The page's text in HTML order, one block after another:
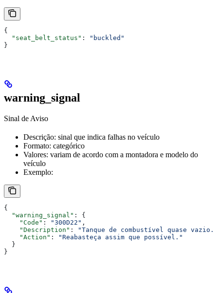
{
  "seat_belt_status"
:
"buckled"
}
warning_signal
Sinal de Aviso
Descrição: sinal que indica falhas no veículo
Formato: categórico
Valores: variam de acordo com a montadora e modelo do
veículo
Exemplo:
{
  "warning_signal"
: {
    "Code"
: "300D22" ,
    "Description"
:
"Tanque de combustível quase vazio."
    "Action"
:
"Reabasteça assim que possível."
  }
}